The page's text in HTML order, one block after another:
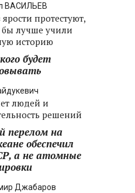
ВАСИЛЬЕВ
протестуют,
лучше учили
историю
будет
людей и
решений
перелом на
обеспечил
а не атомные
Джабаров